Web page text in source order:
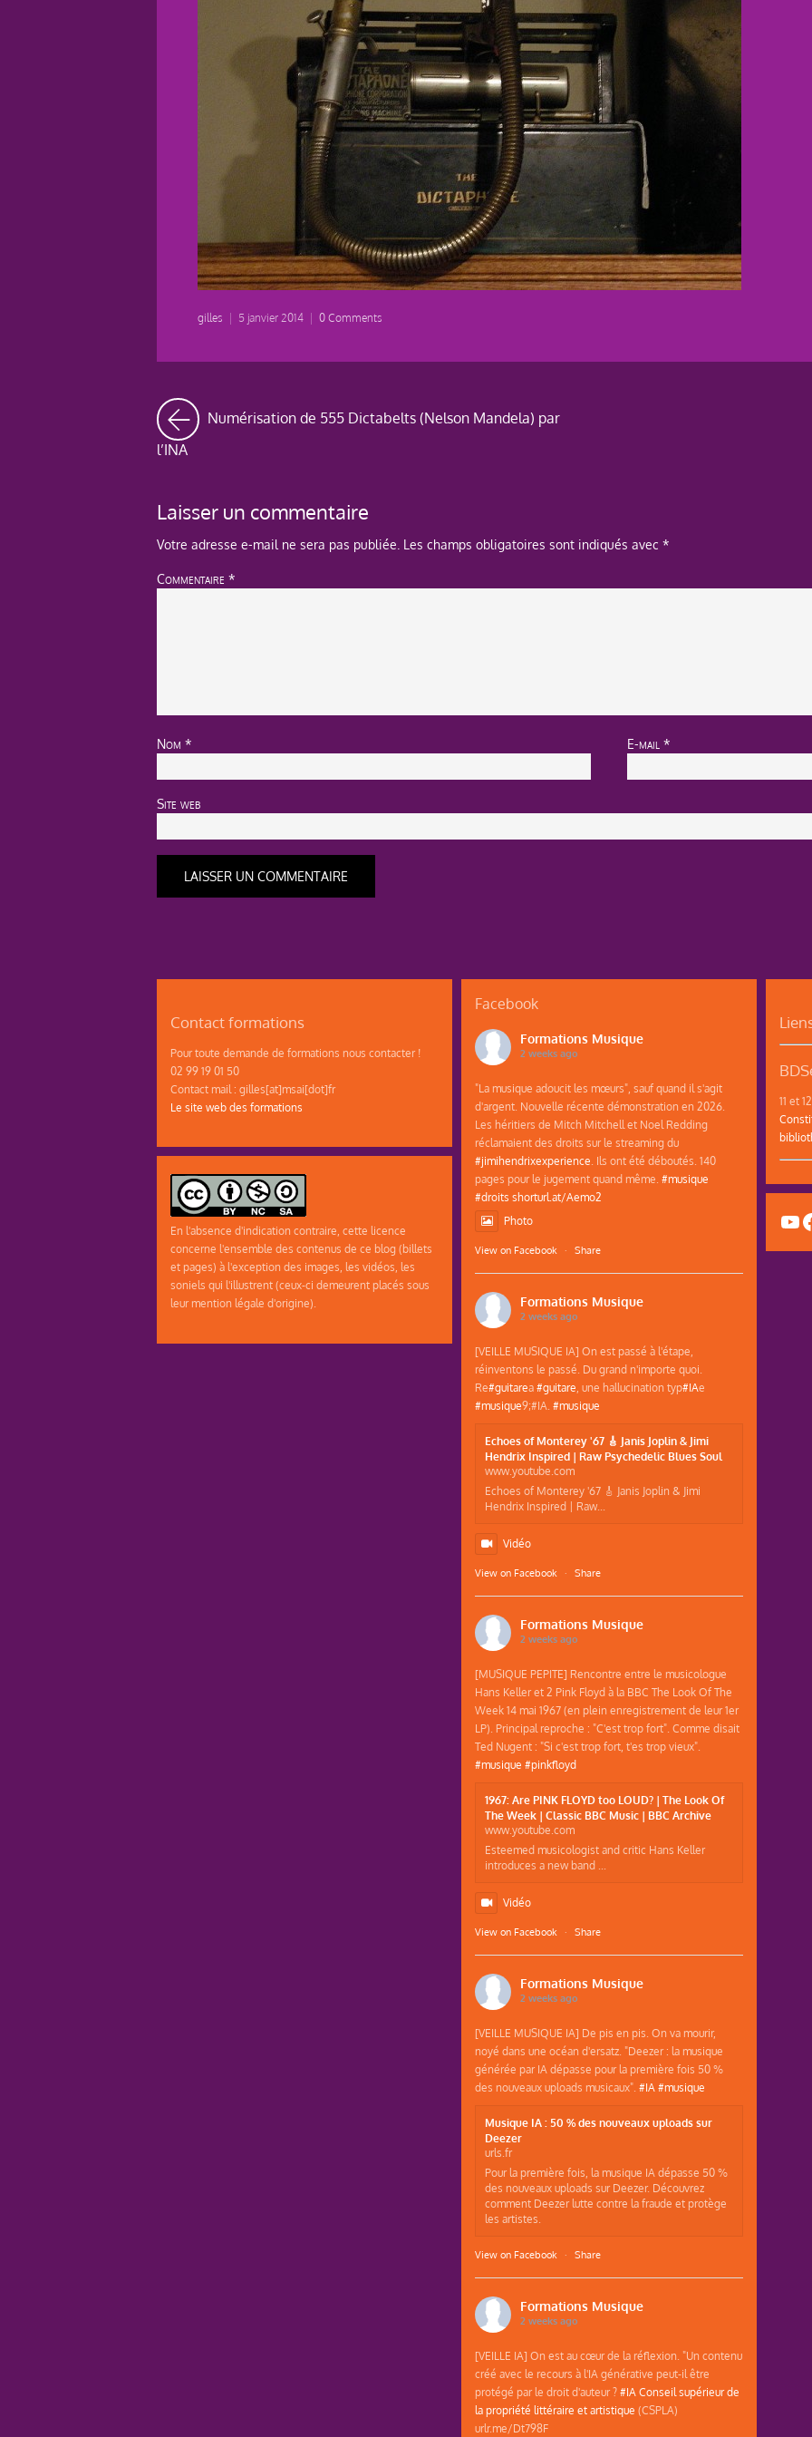
gilles 5 janvier 2014 0 Comments
Numérisation de 555 Dictabelts (Nelson Mandela) par
l’INA
Laisser un commentaire
Votre adresse e-mail ne sera pas publiée. Les champs obligatoires sont indiqués avec *
Commentaire *
Nom * E-mail *
Site web
Contact formations
Pour toute demande de formations nous contacter !
02 99 19 01 50
Contact mail : gilles[at]msai[dot]fr
Le site web des formations
En l'absence d'indication contraire, cette licence
concerne l'ensemble des contenus de ce blog (billets
et pages) à l'exception des images, les vidéos, les
soniels qui l'illustrent (ceux-ci demeurent placés sous
leur mention légale d'origine).
Facebook
Formations Musique
2 weeks ago
"La musique adoucit les mœurs", sauf quand il s'agit
d'argent. Nouvelle récente démonstration en 2026.
Les héritiers de Mitch Mitchell et Noel Redding
réclamaient des droits sur le streaming du
#jimihendrixexperience . Ils ont été déboutés. 140
pages pour le jugement quand même. #musique
#droits shorturl.at/Aemo2
Photo
View on Facebook · Share
Formations Musique
2 weeks ago
[VEILLE MUSIQUE IA] On est passé à l'étape,
réinventons le passé. Du grand n'importe quoi.
Re#guitarea#guitare , une hallucination typ#IAe
#musique9;#IA. #musique
Echoes of Monterey '67 🎸 Janis Joplin & Jimi
Hendrix Inspired | Raw Psychedelic Blues Soul
www.youtube.com
Echoes of Monterey '67 🎸 Janis Joplin & Jimi
Hendrix Inspired | Raw...
Vidéo
View on Facebook · Share
Formations Musique
2 weeks ago
[MUSIQUE PEPITE] Rencontre entre le musicologue
Hans Keller et 2 Pink Floyd à la BBC The Look Of The
Week 14 mai 1967 (en plein enregistrement de leur 1er
LP). Principal reproche : "C'est trop fort". Comme disait
Ted Nugent : "Si c'est trop fort, t'es trop vieux".
#musique #pinkfloyd
1967: Are PINK FLOYD too LOUD? | The Look Of
The Week | Classic BBC Music | BBC Archive
www.youtube.com
Esteemed musicologist and critic Hans Keller
introduces a new band ...
Vidéo
View on Facebook · Share
Formations Musique
2 weeks ago
[VEILLE MUSIQUE IA] De pis en pis. On va mourir,
noyé dans une océan d'ersatz. "Deezer : la musique
générée par IA dépasse pour la première fois 50 %
des nouveaux uploads musicaux". #IA #musique
Musique IA : 50 % des nouveaux uploads sur
Deezer
urls.fr
Pour la première fois, la musique IA dépasse 50 %
des nouveaux uploads sur Deezer. Découvrez
comment Deezer lutte contre la fraude et protège
les artistes.
View on Facebook · Share
Formations Musique
2 weeks ago
[VEILLE IA] On est au cœur de la réflexion. "Un contenu
créé avec le recours à l'IA générative peut-il être
protégé par le droit d'auteur ?#IA Conseil supérieur de
la propriété littéraire et artistique (CSPLA)
urlr.me/Dt798F
11 et